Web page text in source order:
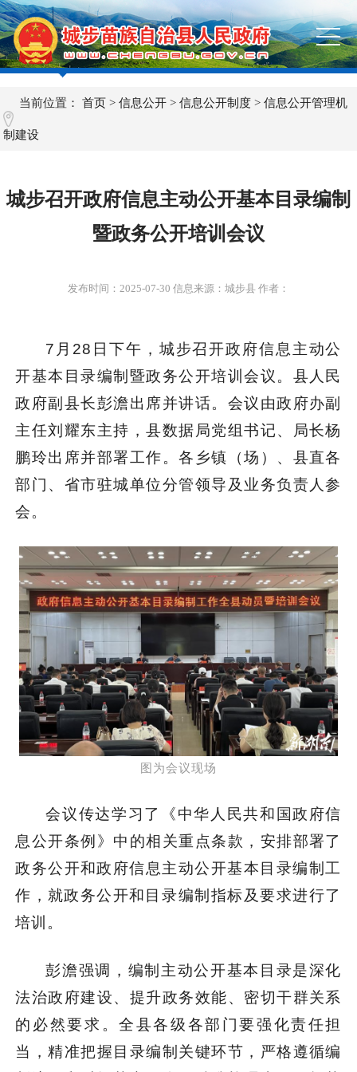
当前位置：首页 >信息公开 >信息公开制度 >信息公开管理机
制建设
城步召开政府信息主动公开基本目录编制
暨政务公开培训会议
发布时间： 2025-07-30 信息来源：城步县 作者：
7月28日下午，城步召开政府信息主动公
开基本目录编制暨政务公开培训会议。县人民
政府副县长彭澹出席并讲话。会议由政府办副
主任刘耀东主持，县数据局党组书记、局长杨
鹏玲出席并部署工作。各乡镇（场）、县直各
部门、省市驻城单位分管领导及业务负责人参
会。
图为会议现场
会议传达学习了《中华人民共和国政府信
息公开条例》中的相关重点条款，安排部署了
政务公开和政府信息主动公开基本目录编制工
作，就政务公开和 目录编制指标及要求进行了
培训。​
彭澹强调，编制主动公开基本目录是深化
法治政府建设、提升政务效能、密切干群关系
的必然要求。全县各级各部门要强化责任担
当，精准把握目录编制关键环节，严格遵循编